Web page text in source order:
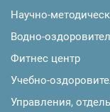
Научно-
Водно-
Фитнес центр
Учебно-
Управления,